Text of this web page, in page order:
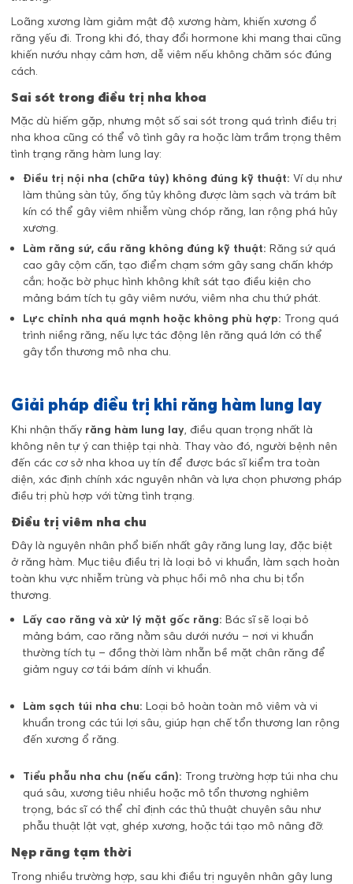
Loãng xương làm giảm mật độ xương hàm, khiến xương ổ
răng yếu đi. Trong khi đó, thay đổi hormone khi mang thai cũng
khiến nướu nhạy cảm hơn, dễ viêm nếu không chăm sóc đúng
cách.
Sai sót trong điều trị nha khoa
Mặc dù hiếm gặp, nhưng một số sai sót trong quá trình điều trị
nha khoa cũng có thể vô tình gây ra hoặc làm trầm trọng thêm
tình trạng răng hàm lung lay:
Điều trị nội nha (chữa tủy) không đúng kỹ thuật: Ví dụ như
làm thủng sàn tủy, ống tủy không được làm sạch và trám bít
kín có thể gây viêm nhiễm vùng chóp răng, lan rộng phá hủy
xương.
Làm răng sứ, cầu răng không đúng kỹ thuật: Răng sứ quá
cao gây cộm cấn, tạo điểm chạm sớm gây sang chấn khớp
cắn; hoặc bờ phục hình không khít sát tạo điều kiện cho
mảng bám tích tụ gây viêm nướu, viêm nha chu thứ phát.
Lực chỉnh nha quá mạnh hoặc không phù hợp: Trong quá
trình niềng răng, nếu lực tác động lên răng quá lớn có thể
gây tổn thương mô nha chu.
Giải pháp điều trị khi răng hàm lung lay
Khi nhận thấy răng hàm lung lay, điều quan trọng nhất là
không nên tự ý can thiệp tại nhà. Thay vào đó, người bệnh nên
đến các cơ sở nha khoa uy tín để được bác sĩ kiểm tra toàn
diện, xác định chính xác nguyên nhân và lựa chọn phương pháp
điều trị phù hợp với từng tình trạng.
Điều trị viêm nha chu
Đây là nguyên nhân phổ biến nhất gây răng lung lay, đặc biệt
ở răng hàm. Mục tiêu điều trị là loại bỏ vi khuẩn, làm sạch hoàn
toàn khu vực nhiễm trùng và phục hồi mô nha chu bị tổn
thương.
Lấy cao răng và xử lý mặt gốc răng: Bác sĩ sẽ loại bỏ
mảng bám, cao răng nằm sâu dưới nướu – nơi vi khuẩn
thường tích tụ – đồng thời làm nhẵn bề mặt chân răng để
giảm nguy cơ tái bám dính vi khuẩn.
Làm sạch túi nha chu: Loại bỏ hoàn toàn mô viêm và vi
khuẩn trong các túi lợi sâu, giúp hạn chế tổn thương lan rộng
đến xương ổ răng.
Tiểu phẫu nha chu (nếu cần): Trong trường hợp túi nha chu
quá sâu, xương tiêu nhiều hoặc mô tổn thương nghiêm
trọng, bác sĩ có thể chỉ định các thủ thuật chuyên sâu như
phẫu thuật lật vạt, ghép xương, hoặc tái tạo mô nâng đỡ.
Nẹp răng tạm thời
Trong nhiều trường hợp, sau khi điều trị nguyên nhân gây lung